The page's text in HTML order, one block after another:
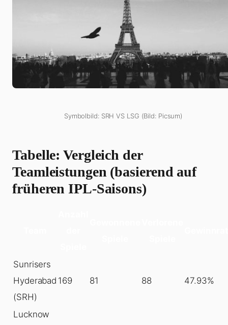
Symbolbild: SRH VS LSG (Bild: Picsum)
Tabelle: Vergleich der
Teamleistungen (basierend auf
früheren IPL-Saisons)
Sunrisers
Hyderabad
(SRH)
169 81 88 47.93%
Lucknow